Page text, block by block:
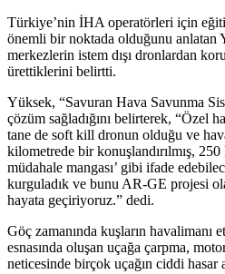
Türkiye’nin İHA operatörleri için
önemli bir noktada olduğunu anlatan
merkezlerin istem dışı dronlardan
ürettiklerini belirtti.
Yüksek, “Savuran Hava Savunma
çözüm sağladığını belirterek, “Özel
tane de soft kill dronun olduğu ve
kilometrede bir konuşlandırılmış,
müdahale mangası’ gibi ifade
kurguladık ve bunu AR-GE projesi
hayata geçiriyoruz.” dedi.
Göç zamanında kuşların havalimanı
esnasında oluşan uçağa çarpma,
neticesinde birçok uçağın ciddi hasar